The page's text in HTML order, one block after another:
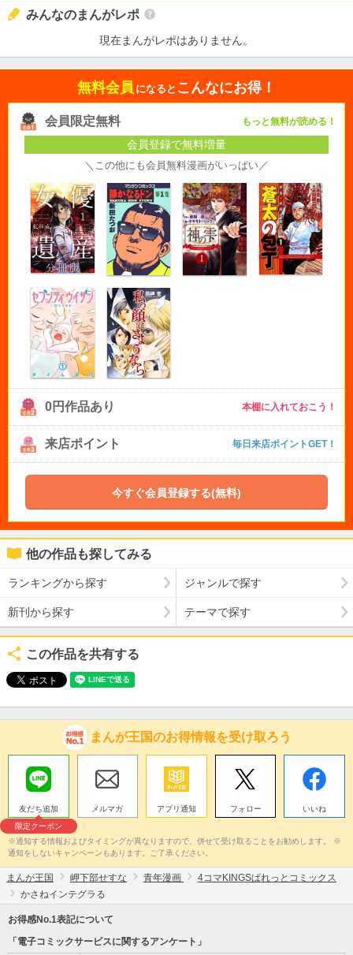
みんなのまんがレポ
現在まんがレポはありません。
無料会員 になると こんなにお得！
会員限定無料 もっと無料が読める！
会員登録で無料増量
＼この他にも会員無料漫画がいっぱい／
0円作品あり 本棚に入れておこう！
来店ポイント 毎日来店ポイントGET！
今すぐ会員登録する(無料)
他の作品も探してみる
ランキングから探す ジャンルで探す
新刊から探す テーマで探す
この作品を共有する
まんが王国のお得情報を受け取ろう
友だち追加
限定クーポン
メルマガ アプリ通知 フォロー いいね
※通知する情報およびタイミングが異なりますので、併せて受け取ることをお勧めします。 ※
通知をしないキャンペーンもあります。ご了承ください。
まんが王国 岬下部せすな 青年漫画
4コマKINGSぱれっとコミックス
かさねインテグラる
お得感No.1表記について
「電子コミックサービスに関するアンケート」